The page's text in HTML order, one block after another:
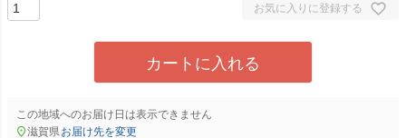
お気に入りに登録する
カートに入れる
この地域へのお届け日は表示できません
滋賀県お届け先を変更